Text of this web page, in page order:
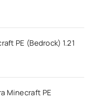
PE (Bedrock) 1.21
Minecraft PE